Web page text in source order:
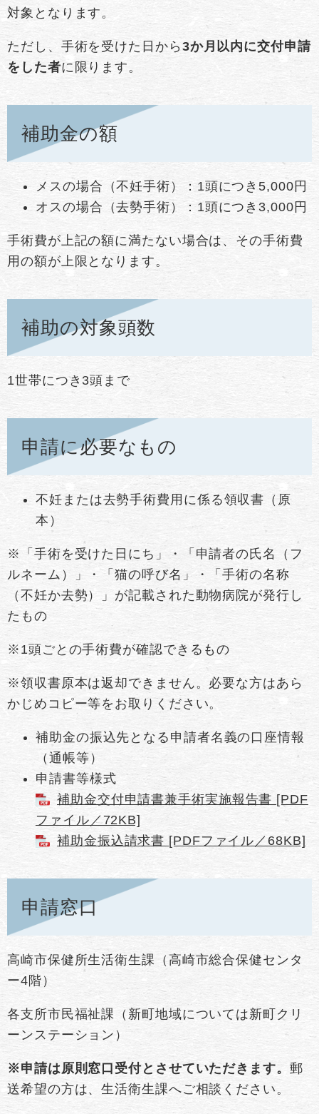
対象となります。
ただし、手術を受けた日から 3か月以内に交付申請
をした者に限ります。
補助金の額
メスの場合（不妊手術）：1頭につき5,000円
オスの場合（去勢手術）：1頭につき3,000円
手術費が上記の額に満たない場合は、その手術費
用の額が上限となります。
補助の対象頭数
1世帯につき3頭まで
申請に必要なもの
不妊または去勢手術費用に係る領収書（原
本）
※「手術を受けた日にち」・「申請者の氏名（フ
ルネーム）」・「猫の呼び名」・「手術の名称
（不妊か去勢）」が記載された動物病院が発行し
たもの
※1頭ごとの手術費が確認できるもの
※領収書原本は返却できません。必要な方はあら
かじめコピー等をお取りください。
補助金の振込先となる申請者名義の口座情報
（通帳等）
申請書等様式
補助金交付申請書兼手術実施報告書 [PDF
ファイル／72KB]
補助金振込請求書 [PDFファイル／68KB]
申請窓口
高崎市保健所生活衛生課（高崎市総合保健センタ
ー4階）
各支所市民福祉課（新町地域については新町クリ
ーンステーション）
※申請は原則窓口受付とさせていただきます。 郵
送希望の方は、生活衛生課へご相談ください。